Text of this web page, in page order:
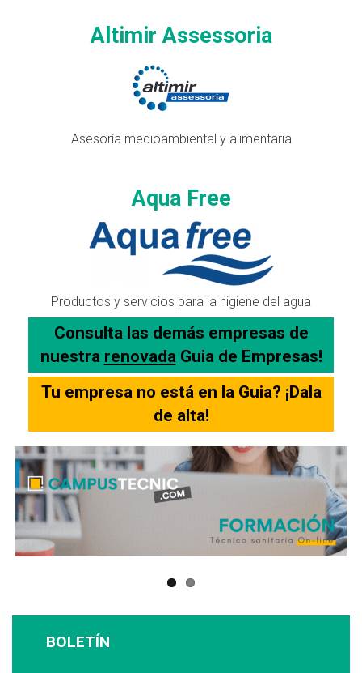
Altimir Assessoria
Asesoría medioambiental y alimentaria
Aqua Free
Productos y servicios para la higiene del agua
Consulta las demás empresas de
nuestra renovada Guia de Empresas!
Tu empresa no está en la Guia? ¡Dala
de alta!
BOLETÍN